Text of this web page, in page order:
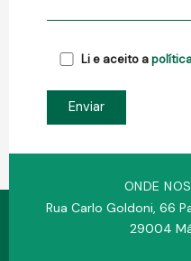
Li e aceito a
ONDE
Rua Carlo Goldoni, 66
29004